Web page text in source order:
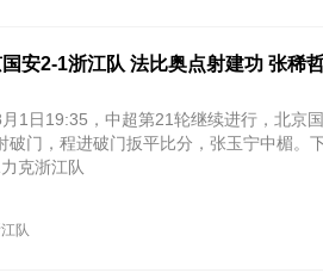
安2-1浙江队 法比奥点射建功 张稀
1日19:35，中超第21轮继续进行，北京
破门，程进破门扳平比分，张玉宁中楣。
克浙江队
队